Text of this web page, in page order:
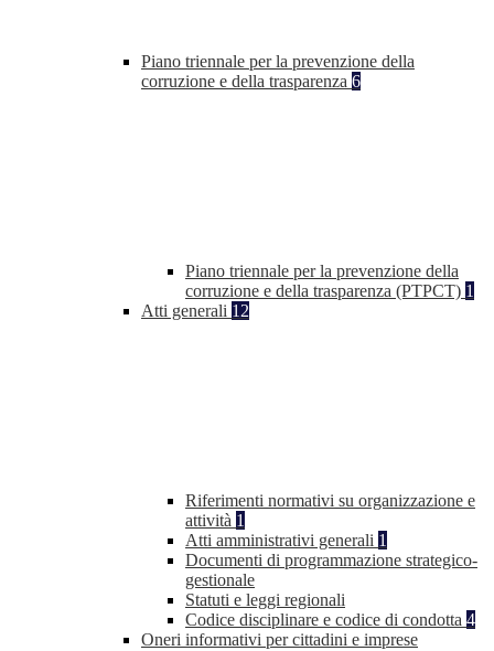
Piano triennale per la prevenzione della
corruzione e della trasparenza 6
Piano triennale per la prevenzione della
corruzione e della trasparenza (PTPCT) 1
Atti generali 12
Riferimenti normativi su organizzazione e
attività 1
Atti amministrativi generali 1
Documenti di programmazione strategico-
gestionale
Statuti e leggi regionali
Codice disciplinare e codice di condotta 4
Oneri informativi per cittadini e imprese